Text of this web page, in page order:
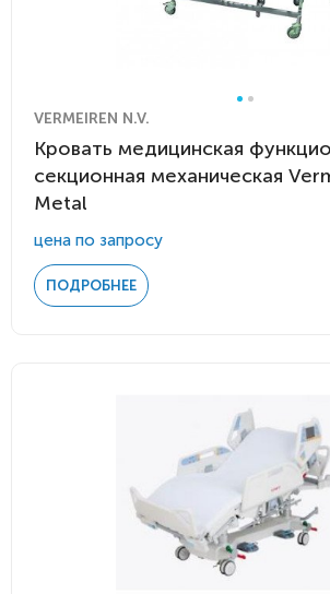
VERMEIREN N.V.
Кровать медицинская
секционная механическая
Metal
цена по запросу
ПОДРОБНЕЕ